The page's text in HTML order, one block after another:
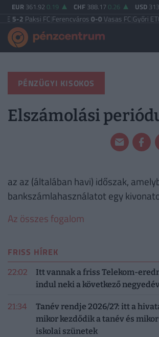
EUR 361.92 0.19 CHF 388.17 0.26 USD
5-2Paksi FC|Ferencváros0-0Vasas FC|Győri
PÉNZÜGYI KISOKOS
Elszámolási
az az (általában havi) időszak,
bankszámlahasználatot egy
Az összes fogalom
FRISS HÍREK
22:02
Itt vannak a friss Telekom-
indul neki a következő
21:34
Tanév rendje 2026/27: itt a
mikor kezdődik a tanév és
iskolai szünetek